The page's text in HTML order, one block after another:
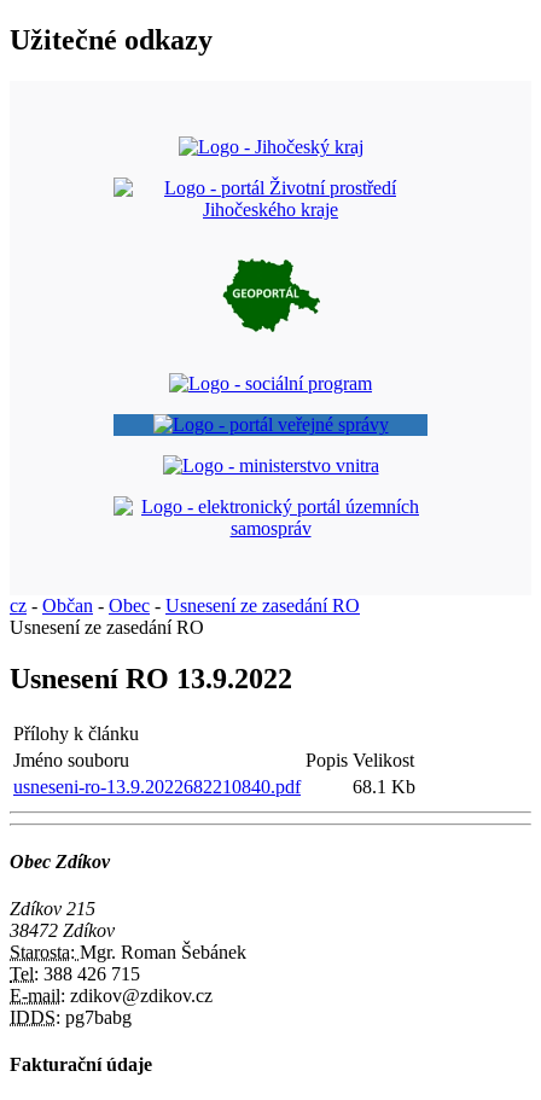
Užitečné odkazy
cz - Občan - Obec - Usnesení ze zasedání RO
Usnesení ze zasedání RO
Usnesení RO 13.9.2022
Přílohy k článku
Jméno souboru
Popis Velikost
usneseni-ro-13.9.2022682210840.pdf
68.1 Kb
Obec Zdíkov
Zdíkov 215
38472 Zdíkov
Starosta: Mgr. Roman Šebánek
Tel: 388 426 715
E-mail: zdikov@zdikov.cz
IDDS: pg7babg
Fakturační údaje